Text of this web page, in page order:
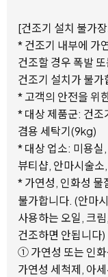
[건조기 설치 불가
* 건조기 내부에 가
건조할 경우 폭발
건조기 설치가 불가
* 고객의 안전을 위
* 대상 제품군: 건조
겸용 세탁기(9kg)
* 대상 업소: 미용실
뷰티샵, 안마시술소
* 가연성, 인화성 물
불가합니다. (안마
사용하는 오일, 크
건조하면 안됩니다)
① 가연성 또는 인화
가연성 세척제, 아